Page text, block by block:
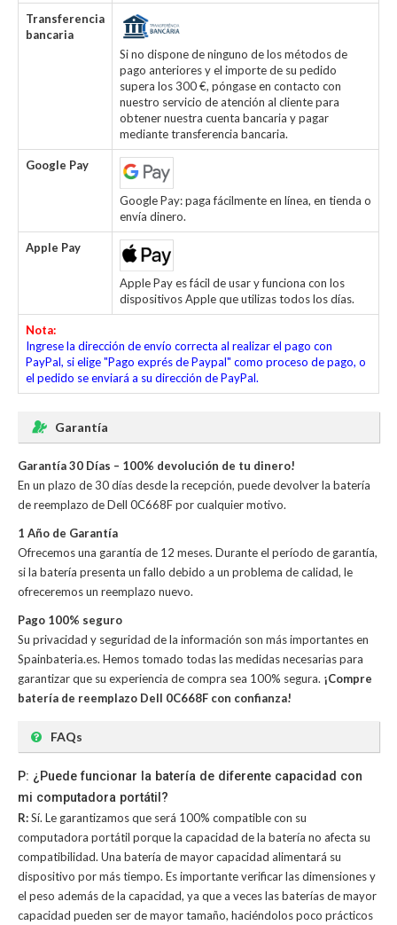
Transferencia
bancaria
Si no dispone de ninguno de los métodos de
pago anteriores y el importe de su pedido
supera los 300 €, póngase en contacto con
nuestro servicio de atención al cliente para
obtener nuestra cuenta bancaria y pagar
mediante transferencia bancaria.
Google Pay
Google Pay: paga fácilmente en línea, en tienda o
envía dinero.
Apple Pay
Apple Pay es fácil de usar y funciona con los
dispositivos Apple que utilizas todos los días.
Nota:
Ingrese la dirección de envío correcta al realizar el pago con
PayPal, si elige "Pago exprés de Paypal" como proceso de pago, o
el pedido se enviará a su dirección de PayPal.
Garantía
Garantía 30 Días – 100% devolución de tu dinero!
En un plazo de 30 días desde la recepción, puede devolver la batería
de reemplazo de Dell 0C668Fpor cualquier motivo.
1 Año de Garantía
Ofrecemos una garantía de 12 meses. Durante el período de garantía,
si la batería presenta un fallo debido a un problema de calidad, le
ofreceremos un reemplazo nuevo.
Pago 100% seguro
Su privacidad y seguridad de la información son más importantes en
Spainbateria.es. Hemos tomado todas las medidas necesarias para
garantizar que su experiencia de compra sea 100% segura. ¡Compre
batería de reemplazo Dell 0C668F con confianza!
FAQs
P: ¿Puede funcionar la batería de diferente capacidad con
mi computadora portátil?
R:Sí. Le garantizamos que será 100% compatible con su
computadora portátil porque la capacidad de la batería no afecta su
compatibilidad. Una batería de mayor capacidad alimentará su
dispositivo por más tiempo. Es importante verificar las dimensiones y
el peso además de la capacidad, ya que a veces las baterías de mayor
capacidad pueden ser de mayor tamaño, haciéndolos poco prácticos